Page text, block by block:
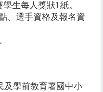
生每人獎狀1紙。
、選手資格及報名資
及學前教育署國中小